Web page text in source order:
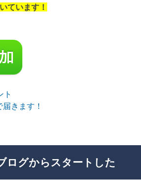
ています！
ト
きます！
ログからスタートした